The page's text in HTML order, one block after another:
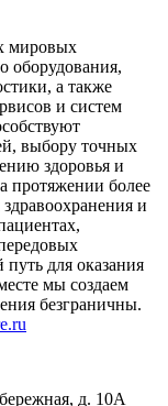
мировых
оборудования,
а также
и систем
выбору точных
здоровья и
протяжении более
и
для оказания
мы создаем
безграничны.
д. 10А